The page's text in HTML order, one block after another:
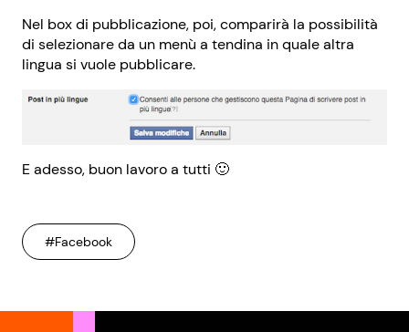
Nel box di pubblicazione, poi, comparirà la possibilità
di selezionare da un menù a tendina in quale altra
lingua si vuole pubblicare.
E adesso, buon lavoro a tutti 🙂
#Facebook